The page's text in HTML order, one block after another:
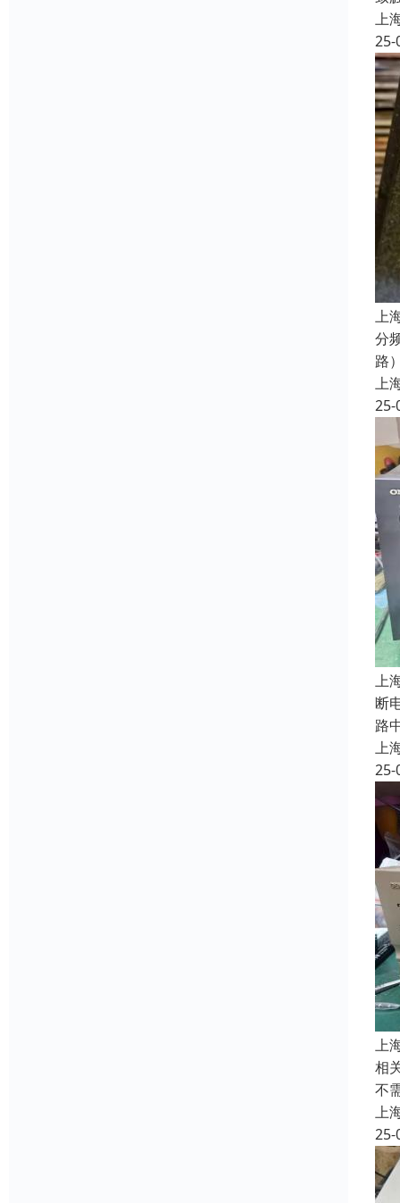
上
25-
上
分
路
上
25-
上
断
路
上
25-
上
相
不
上
25-